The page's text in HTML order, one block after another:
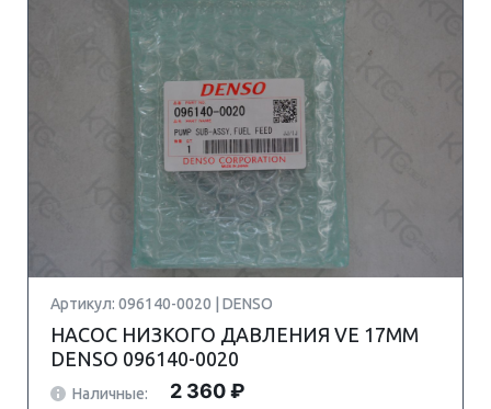
Артикул: 096140-0020 | DENSO
НАСОС НИЗКОГО ДАВЛЕНИЯ VE 17MM
DENSO 096140-0020
Наличные: 2 360 ₽